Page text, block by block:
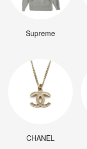
Supreme
CHANEL